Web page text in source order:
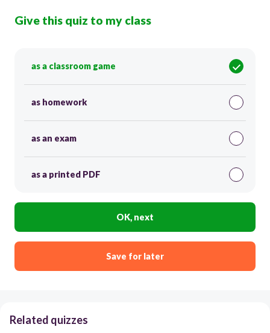
Give this quiz to my class
as a classroom game
as homework
as an exam
as a printed PDF
OK, next
Save for later
Related quizzes